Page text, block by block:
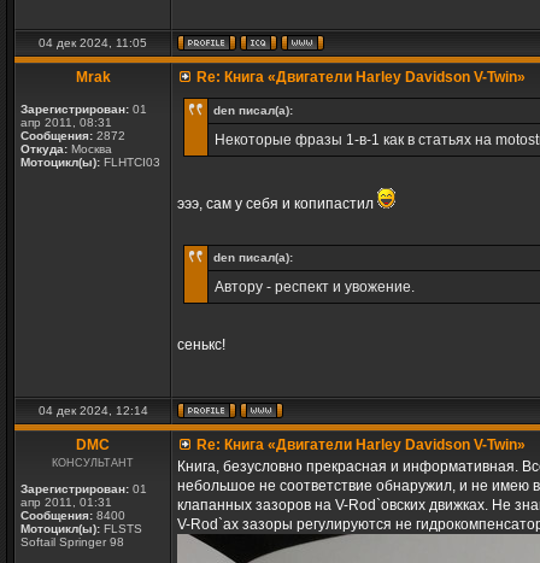
04 дек 2024, 11:05
Mrak
Зарегистрирован: 01
апр 2011, 08:31
Сообщения: 2872
Откуда: Москва
Мотоцикл(ы): FLHTCI03
Re: Книга «Двигатели Harley Davidson V-Twin»
den писал(а):
Некоторые фразы 1-в-1 как в статьях на
эээ, сам у себя и копипастил
den писал(а):
Автору - респект и увожение.
сенькс!
04 дек 2024, 12:14
DMC
КОНСУЛЬТАНТ
Зарегистрирован: 01
апр 2011, 01:31
Сообщения: 8400
Мотоцикл(ы): FLSTS
Softail Springer 98
Re: Книга «Двигатели Harley Davidson V-Twin»
Книга, безусловно прекрасная и информативная.
небольшое не соответствие обнаружил, и не имею
клапанных зазоров на V-Rod`овских движках. Не
V-Rod`ах зазоры регулируются не